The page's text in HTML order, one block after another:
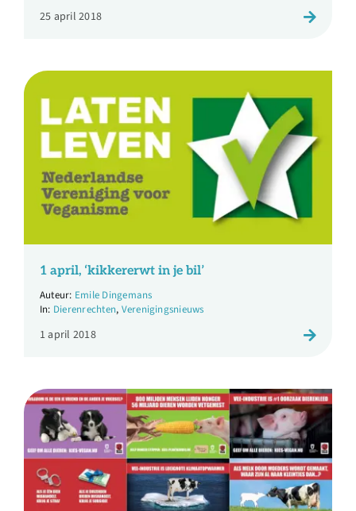
25 april 2018
1 april, ‘kikkererwt in je bil’
Emile Dingemans
Dierenrechten, Verenigingsnieuws
1 april 2018